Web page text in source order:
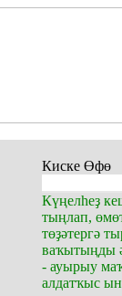
Киске Өфө
Күңелһеҙ
тыңлап,
төҙәтергә
ваҡытыңды
- ауырыу
алдатҡыс